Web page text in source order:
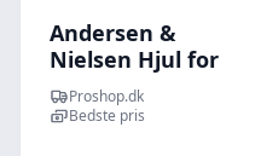
Andersen &
Nielsen Hjul for
sievert afretter
3610-08
Proshop.dk
Bedste pris